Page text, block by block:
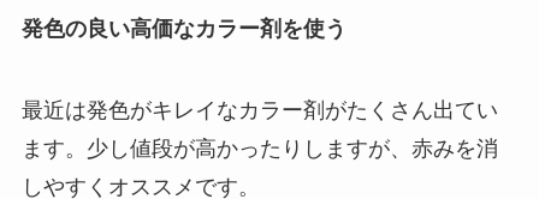
発色の良い高価なカラー剤を使う
最近は発色がキレイなカラー剤がたくさん出てい
ます。少し値段が高かったりしますが、赤みを消
しやすくオススメです。